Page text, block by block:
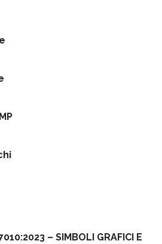
– SIMBOLI GRAFICI E